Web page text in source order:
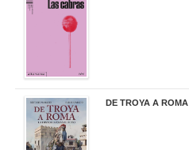
DE TROYA A ROMA